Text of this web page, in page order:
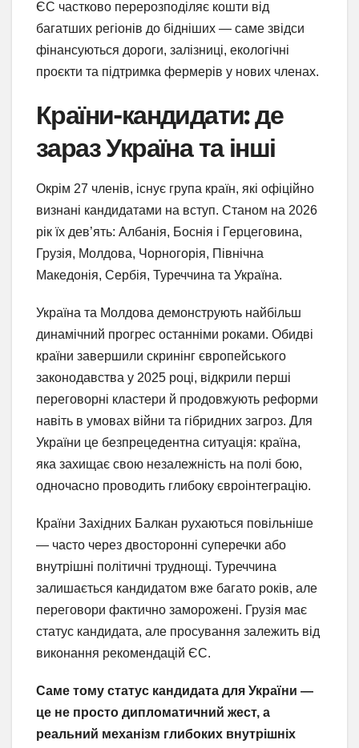
ЄС частково перерозподіляє кошти від
багатших регіонів до бідніших — саме звідси
фінансуються дороги, залізниці, екологічні
проєкти та підтримка фермерів у нових членах.
Країни-кандидати: де
зараз Україна та інші
Окрім 27 членів, існує група країн, які офіційно
визнані кандидатами на вступ. Станом на 2026
рік їх дев’ять: Албанія, Боснія і Герцеговина,
Грузія, Молдова, Чорногорія, Північна
Македонія, Сербія, Туреччина та Україна.
Україна та Молдова демонструють найбільш
динамічний прогрес останніми роками. Обидві
країни завершили скринінг європейського
законодавства у 2025 році, відкрили перші
переговорні кластери й продовжують реформи
навіть в умовах війни та гібридних загроз. Для
України це безпрецедентна ситуація: країна,
яка захищає свою незалежність на полі бою,
одночасно проводить глибоку євроінтеграцію.
Країни Західних Балкан рухаються повільніше
— часто через двосторонні суперечки або
внутрішні політичні труднощі. Туреччина
залишається кандидатом вже багато років, але
переговори фактично заморожені. Грузія має
статус кандидата, але просування залежить від
виконання рекомендацій ЄС.
Саме тому статус кандидата для України —
це не просто дипломатичний жест, а
реальний механізм глибоких внутрішніх